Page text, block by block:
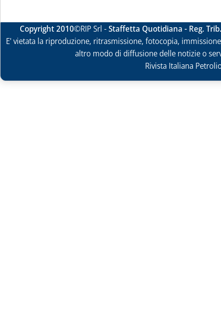
Copyright 2010©RIP Srl -Staffetta Quotidiana - Reg.
E' vietata la riproduzione, ritrasmissione, fotocopia,
altro modo di diffusione delle notizie o
Rivista Italiana